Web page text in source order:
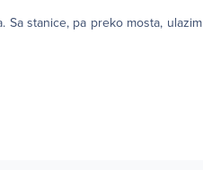
Sa stanice, pa preko mosta, ulazim